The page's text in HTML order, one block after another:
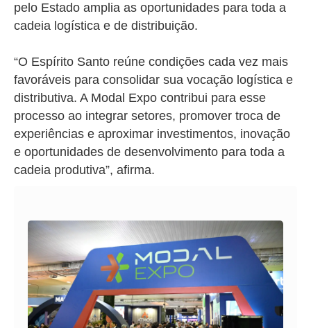
pelo Estado amplia as oportunidades para toda a
cadeia logística e de distribuição.
“O Espírito Santo reúne condições cada vez mais
favoráveis para consolidar sua vocação logística e
distributiva. A Modal Expo contribui para esse
processo ao integrar setores, promover troca de
experiências e aproximar investimentos, inovação
e oportunidades de desenvolvimento para toda a
cadeia produtiva”, afirma.